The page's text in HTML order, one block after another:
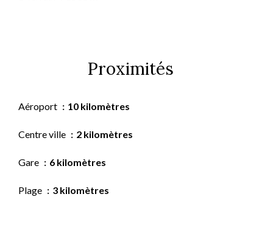
Proximités
Aéroport 10 kilomètres
Centre ville 2 kilomètres
Gare 6 kilomètres
Plage 3 kilomètres